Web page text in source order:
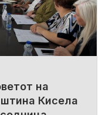
на
Кисела